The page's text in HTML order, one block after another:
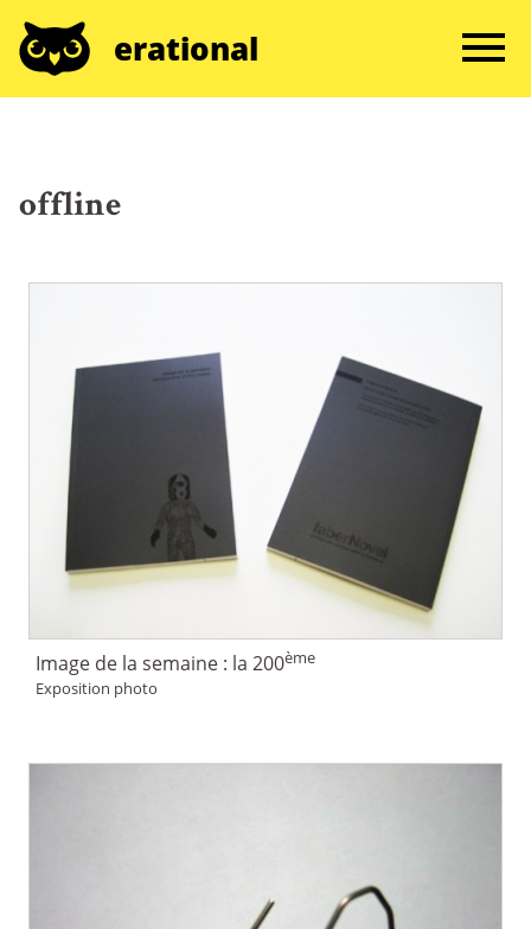
erational
offline
Image de la semaine : la 200ème
Exposition photo